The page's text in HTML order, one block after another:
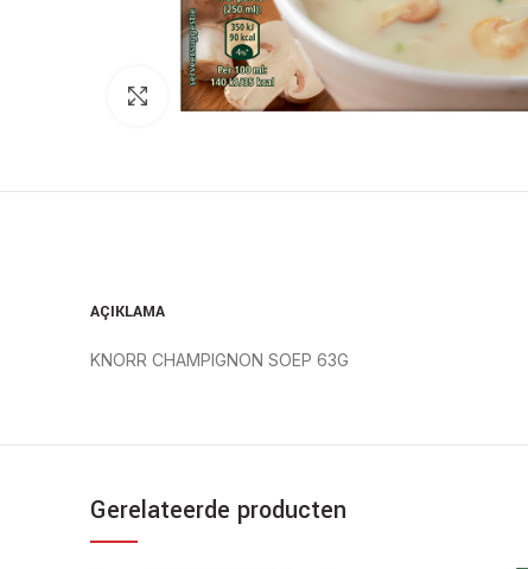
Click to enlarge
AÇIKLAMA
KNORR CHAMPIGNON SOEP 63G
Gerelateerde producten